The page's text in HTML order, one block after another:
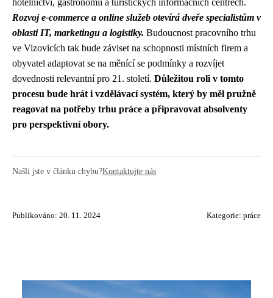
hotelnictví, gastronomii a turistických informačních centrech.
Rozvoj e-commerce a online služeb otevírá dveře specialistům v
oblasti IT, marketingu a logistiky. Budoucnost pracovního trhu
ve Vizovicích tak bude záviset na schopnosti místních firem a
obyvatel adaptovat se na měnící se podmínky a rozvíjet
dovednosti relevantní pro 21. století. Důležitou roli v tomto
procesu bude hrát i vzdělávací systém, který by měl pružně
reagovat na potřeby trhu práce a připravovat absolventy
pro perspektivní obory.
Našli jste v článku chybu?Kontaktujte nás
Publikováno: 20. 11. 2024 Kategorie: práce